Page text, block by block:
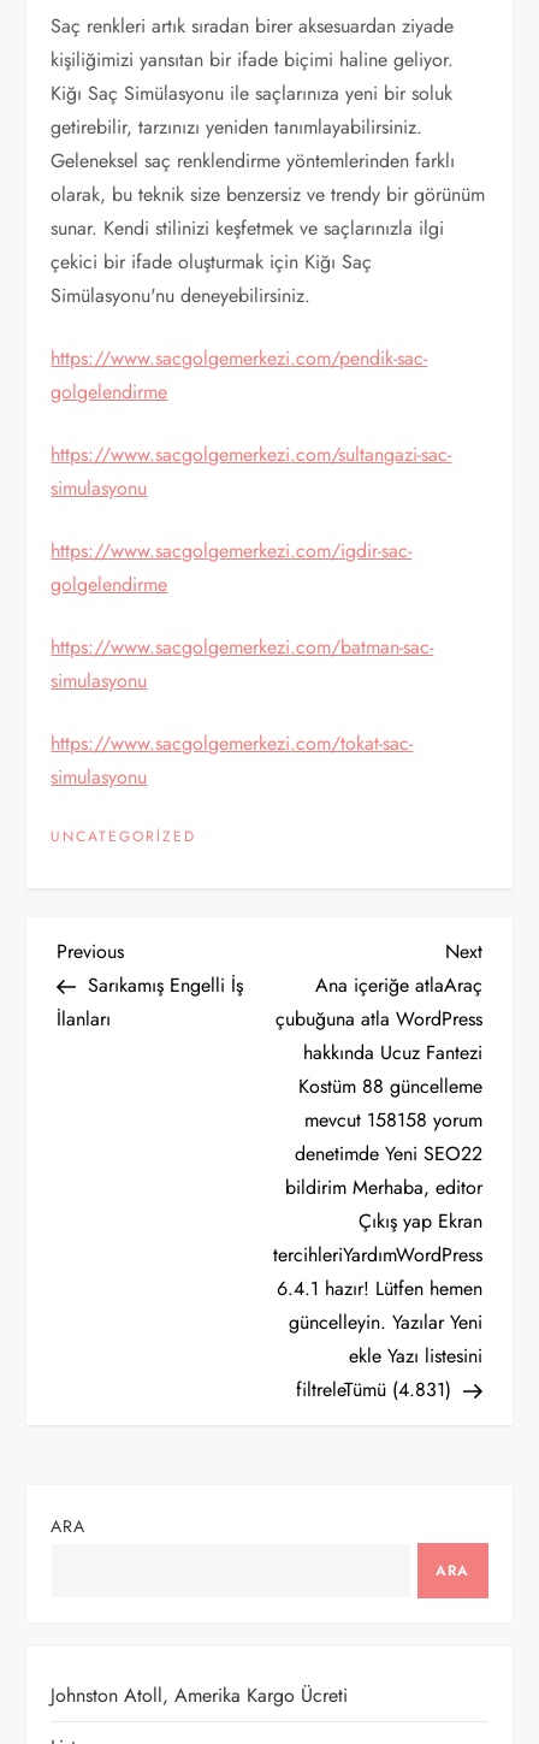
Saç renkleri artık sıradan birer aksesuardan ziyade
kişiliğimizi yansıtan bir ifade biçimi haline geliyor.
Kiğı Saç Simülasyonu ile saçlarınıza yeni bir soluk
getirebilir, tarzınızı yeniden tanımlayabilirsiniz.
Geleneksel saç renklendirme yöntemlerinden farklı
olarak, bu teknik size benzersiz ve trendy bir görünüm
sunar. Kendi stilinizi keşfetmek ve saçlarınızla ilgi
çekici bir ifade oluşturmak için Kiğı Saç
Simülasyonu'nu deneyebilirsiniz.
https://www.sacgolgemerkezi.com/pendik-sac-
golgelendirme
https://www.sacgolgemerkezi.com/sultangazi-sac-
simulasyonu
https://www.sacgolgemerkezi.com/igdir-sac-
golgelendirme
https://www.sacgolgemerkezi.com/batman-sac-
simulasyonu
https://www.sacgolgemerkezi.com/tokat-sac-
simulasyonu
UNCATEGORIZED
Y
a
e
Previous
Post
Previous
Sarıkamış Engelli İş
İlanları
Next
Post
Next
Ana içeriğe atlaAraç
çubuğuna atla WordPress
hakkında Ucuz Fantezi
Kostüm 88 güncelleme
mevcut 158158 yorum
denetimde Yeni SEO22
bildirim Merhaba, editor
Çıkış yap Ekran
tercihleriYardımWordPress
6.4.1 hazır! Lütfen hemen
güncelleyin. Yazılar Yeni
ekle Yazı listesini
filtreleTümü (4.831)
ARA
ARA
Johnston Atoll, Amerika Kargo Ücreti